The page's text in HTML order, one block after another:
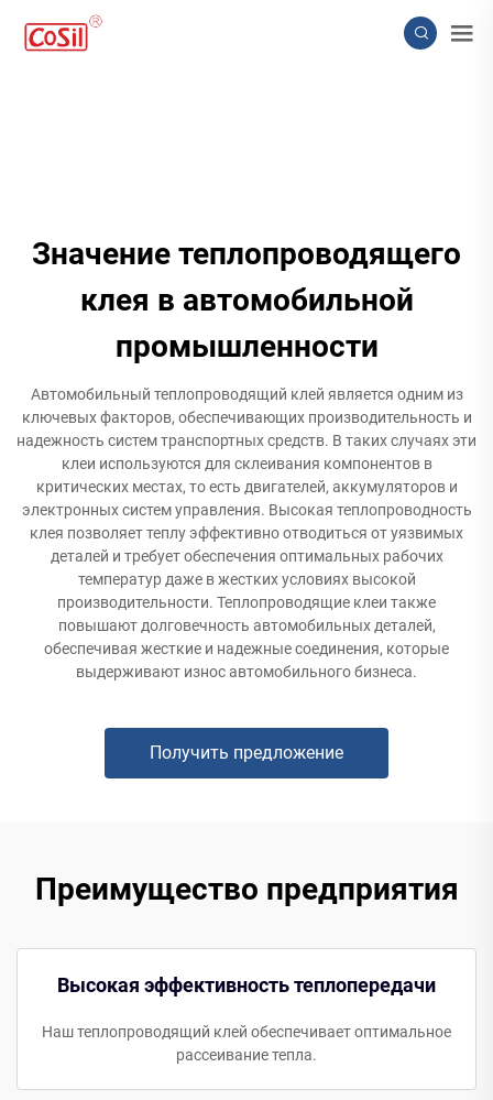
Значение теплопроводящего
клея в автомобильной
промышленности
Автомобильный теплопроводящий клей является одним из
ключевых факторов, обеспечивающих производительность и
надежность систем транспортных средств. В таких случаях эти
клеи используются для склеивания компонентов в
критических местах, то есть двигателей, аккумуляторов и
электронных систем управления. Высокая теплопроводность
клея позволяет теплу эффективно отводиться от уязвимых
деталей и требует обеспечения оптимальных рабочих
температур даже в жестких условиях высокой
производительности. Теплопроводящие клеи также
повышают долговечность автомобильных деталей,
обеспечивая жесткие и надежные соединения, которые
выдерживают износ автомобильного бизнеса.
Получить предложение
Преимущество предприятия
Высокая эффективность теплопередачи
Наш теплопроводящий клей обеспечивает оптимальное
рассеивание тепла.